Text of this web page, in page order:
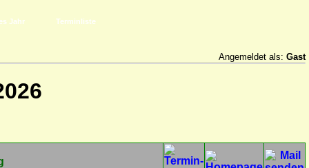
Jahr Terminliste
Angemeldet als: Gast